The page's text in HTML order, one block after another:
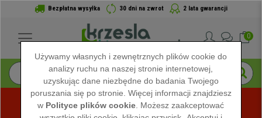
Bezpłatna wysyłka 30 dni na zwrot 2 lata gwarancji
0
Używamy własnych i zewnętrznych plików cookie do
analizy ruchu na naszej stronie internetowej,
uzyskując dane niezbędne do badania Twojego
poruszania się po stronie. Więcej informacji znajdziesz
w Polityce plików cookie . Możesz zaakceptować